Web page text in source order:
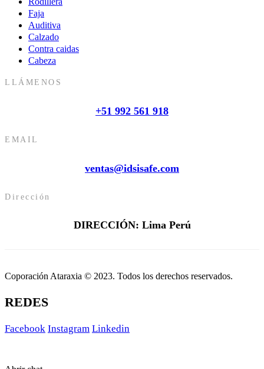
Faja
Auditiva
Calzado
Contra caidas
Cabeza
LLÁMENOS
+51 992 561 918
EMAIL
ventas@idsisafe.com
Dirección
DIRECCIÓN: Lima Perú
Coporación Ataraxia © 2023. Todos los derechos reservados.
REDES
Facebook Instagram Linkedin